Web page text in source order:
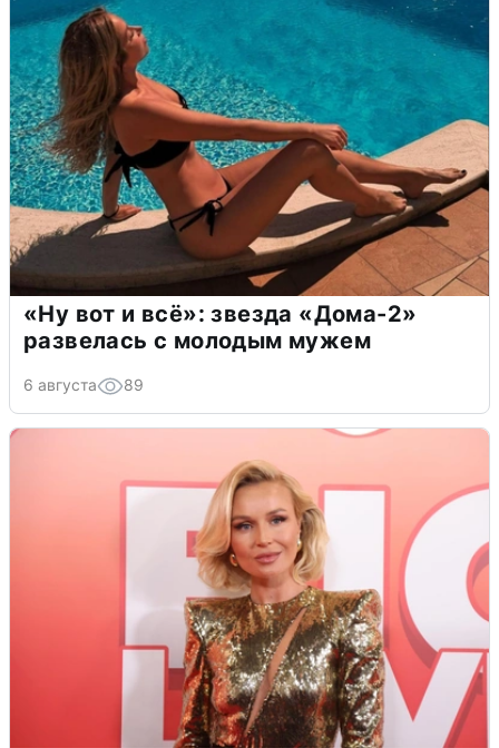
«Ну вот и всё»: звезда «Дома-2»
развелась с молодым мужем
6 августа 89